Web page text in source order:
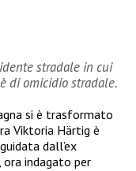
stradale in cui
di omicidio stradale.
si è trasformato
Viktoria Härtig è
dall’ex
, ora indagato per